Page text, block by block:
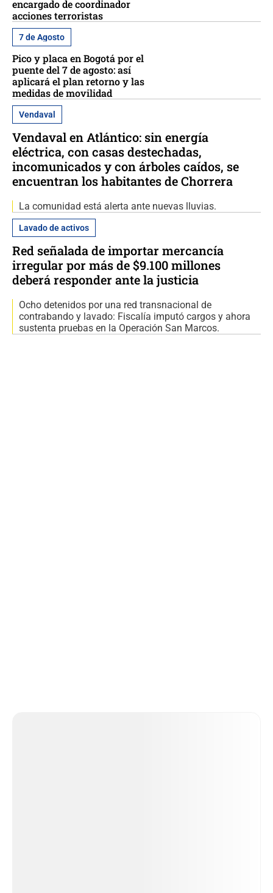
encargado de coordinador
acciones terroristas
7 de Agosto
Pico y placa en Bogotá por el
puente del 7 de agosto: así
aplicará el plan retorno y las
medidas de movilidad
Vendaval
Vendaval en Atlántico: sin energía
eléctrica, con casas destechadas,
incomunicados y con árboles caídos, se
encuentran los habitantes de Chorrera
La comunidad está alerta ante nuevas lluvias.
Lavado de activos
Red señalada de importar mercancía
irregular por más de $9.100 millones
deberá responder ante la justicia
Ocho detenidos por una red transnacional de
contrabando y lavado: Fiscalía imputó cargos y ahora
sustenta pruebas en la Operación San Marcos.